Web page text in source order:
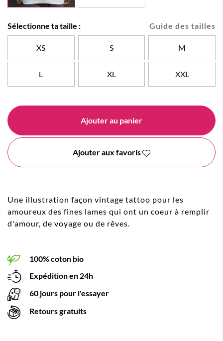
Guide des tailles
Sélectionne ta taille :
XS S M
L XL XXL
Ajouter au panier
Ajouter aux favoris
Une illustration façon vintage tattoo pour les
amoureux des fines lames qui ont un coeur à remplir
d'amour, de voyage ou de rêves.
100% coton bio
Expédition en 24h
60 jours pour l'essayer
Retours gratuits